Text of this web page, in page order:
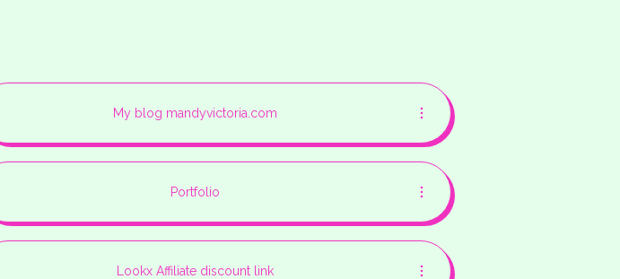
My blog mandyvictoria.com
Portfolio
Lookx Affiliate discount link